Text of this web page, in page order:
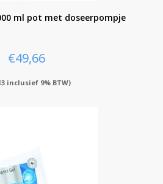
ml pot met doseerpompje
€49,66
inclusief 9% BTW)